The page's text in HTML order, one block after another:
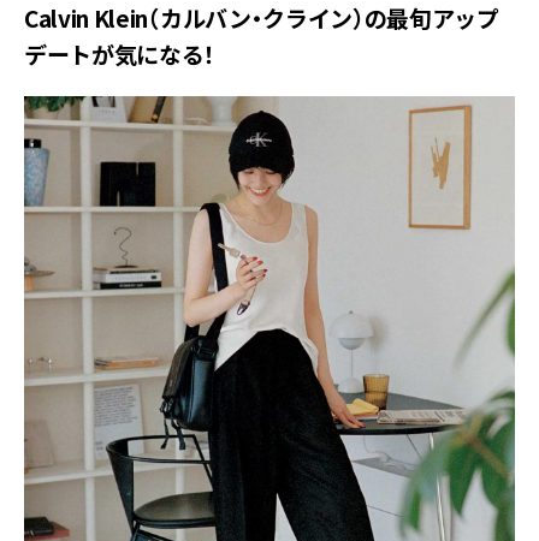
Calvin Klein（カルバン・クライン）の最旬アップ
デートが気になる！